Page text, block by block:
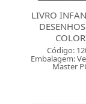
LIVRO
PASSO
Código:
Embalagem:
Master